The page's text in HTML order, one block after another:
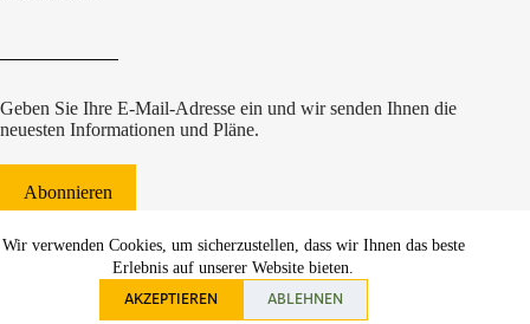
Wir verwenden Cookies, um sicherzustellen, dass wir Ihnen das beste
Erlebnis auf unserer Website bieten.
AKZEPTIEREN ABLEHNEN
Geben Sie Ihre E-Mail-Adresse ein und wir senden Ihnen die
neuesten Informationen und Pläne.
Abonnieren
websiteontwikkeling Communicatieregisseurs*